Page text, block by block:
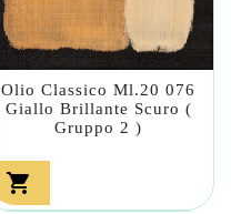
Olio Classico Ml.20 076
Giallo Brillante Scuro (
Gruppo 2 )
